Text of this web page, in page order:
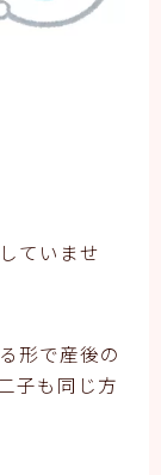
ていませ
形で産後の
子も同じ方